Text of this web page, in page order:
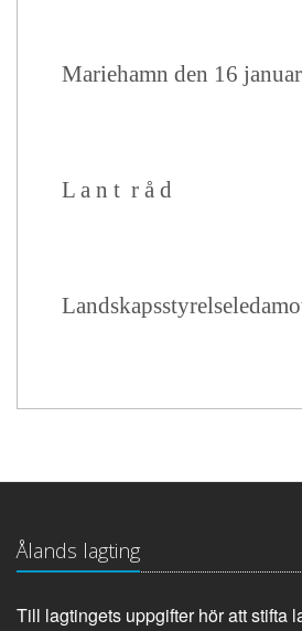
Mariehamn den 16
L a n t r å d
Ålands lagting
Till lagtingets uppgifter hör att stifta